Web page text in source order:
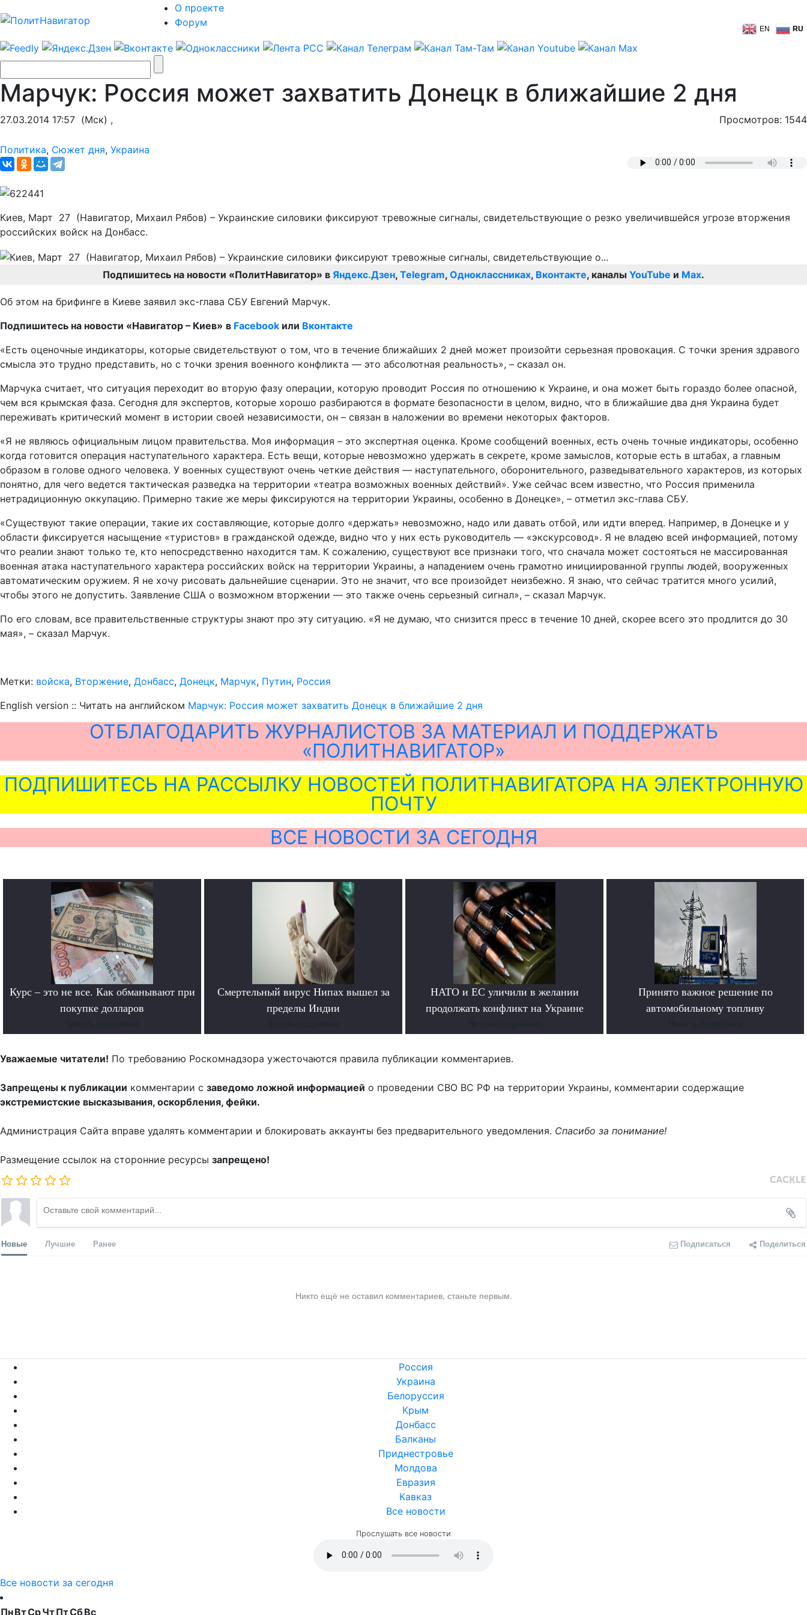
О проекте
Форум
EN RU
Марчук: Россия может захватить Донецк в ближайшие 2 дня
27.03.2014 17:57 (Мск) , Просмотров: 1544
Политика, Сюжет дня, Украина
Киев, Март 27 (Навигатор, Михаил Рябов) – Украинские силовики фиксируют тревожные сигналы, свидетельствующие о резко увеличившейся угрозе вторжения
российских войск на Донбасс.
Подпишитесь на новости «ПолитНавигатор» в Яндекс.Дзен, Telegram, Одноклассниках, Вконтакте, каналы YouTube и Max.
Об этом на брифинге в Киеве заявил экс-глава СБУ Евгений Марчук.
Подпишитесь на новости «Навигатор – Киев» в Facebook или Вконтакте
«Есть оценочные индикаторы, которые свидетельствуют о том, что в течение ближайших 2 дней может произойти серьезная провокация. С точки зрения здравого
смысла это трудно представить, но с точки зрения военного конфликта — это абсолютная реальность», – сказал он.
Марчука считает, что ситуация переходит во вторую фазу операции, которую проводит Россия по отношению к Украине, и она может быть гораздо более опасной,
чем вся крымская фаза. Сегодня для экспертов, которые хорошо разбираются в формате безопасности в целом, видно, что в ближайшие два дня Украина будет
переживать критический момент в истории своей независимости, он – связан в наложении во времени некоторых факторов.
«Я не являюсь официальным лицом правительства. Моя информация – это экспертная оценка. Кроме сообщений военных, есть очень точные индикаторы, особенно
когда готовится операция наступательного характера. Есть вещи, которые невозможно удержать в секрете, кроме замыслов, которые есть в штабах, а главным
образом в голове одного человека. У военных существуют очень четкие действия — наступательного, оборонительного, разведывательного характеров, из которых
понятно, для чего ведется тактическая разведка на территории «театра возможных военных действий». Уже сейчас всем известно, что Россия применила
нетрадиционную оккупацию. Примерно такие же меры фиксируются на территории Украины, особенно в Донецке», – отметил экс-глава СБУ.
«Существуют такие операции, такие их составляющие, которые долго «держать» невозможно, надо или давать отбой, или идти вперед. Например, в Донецке и у
области фиксируется насыщение «туристов» в гражданской одежде, видно что у них есть руководитель — «экскурсовод». Я не владею всей информацией, потому
что реалии знают только те, кто непосредственно находится там. К сожалению, существуют все признаки того, что сначала может состояться не массированная
военная атака наступательного характера российских войск на территории Украины, а нападением очень грамотно инициированной группы людей, вооруженных
автоматическим оружием. Я не хочу рисовать дальнейшие сценарии. Это не значит, что все произойдет неизбежно. Я знаю, что сейчас тратится много усилий,
чтобы этого не допустить. Заявление США о возможном вторжении — это также очень серьезный сигнал», – сказал Марчук.
По его словам, все правительственные структуры знают про эту ситуацию. «Я не думаю, что снизится пресс в течение 10 дней, скорее всего это продлится до 30
мая», – сказал Марчук.
Метки: войска, Вторжение, Донбасс, Донецк, Марчук, Путин, Россия
English version :: Читать на английском Марчук: Россия может захватить Донецк в ближайшие 2 дня
ОТБЛАГОДАРИТЬ ЖУРНАЛИСТОВ ЗА МАТЕРИАЛ И ПОДДЕРЖАТЬ
«ПОЛИТНАВИГАТОР»
ПОДПИШИТЕСЬ НА РАССЫЛКУ НОВОСТЕЙ ПОЛИТНАВИГАТОРА НА ЭЛЕКТРОННУЮ
ПОЧТУ
ВСЕ НОВОСТИ ЗА СЕГОДНЯ
Курс – это не все. Как обманывают при
покупке долларов
Смертельный вирус Нипах вышел за
пределы Индии
НАТО и ЕС уличили в желании
продолжать конфликт на Украине
Принято важное решение по
автомобильному топливу
Уважаемые читатели! По требованию Роскомнадзора ужесточаются правила публикации комментариев.
Запрещены к публикации комментарии с заведомо ложной информацией о проведении СВО ВС РФ на территории Украины, комментарии содержащие
экстремистские высказывания, оскорбления, фейки.
Администрация Сайта вправе удалять комментарии и блокировать аккаунты без предварительного уведомления. Спасибо за понимание!
Размещение ссылок на сторонние ресурсы запрещено!
Новые Лучшие Ранее Подписаться Поделиться
Никто ещё не оставил комментариев, станьте первым.
Россия
Украина
Белоруссия
Крым
Донбасс
Балканы
Приднестровье
Молдова
Евразия
Кавказ
Все новости
Прослушать все новости
Все новости за сегодня
ПнВтСрЧтПтСбВс